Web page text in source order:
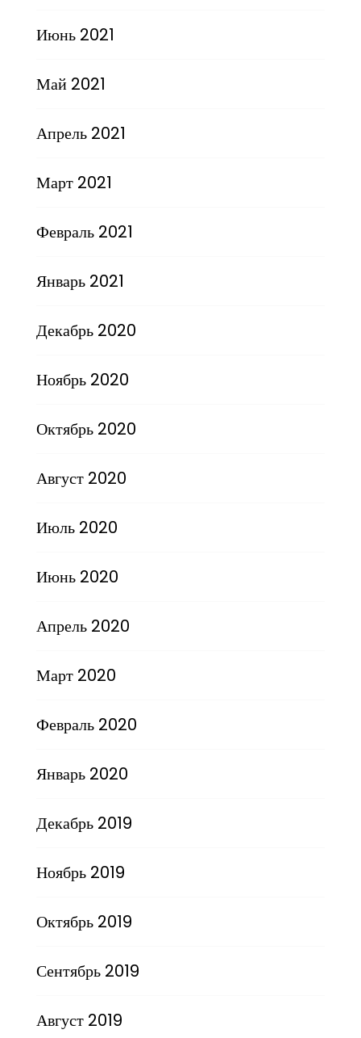
Июнь 2021
Май 2021
Апрель 2021
Март 2021
Февраль 2021
Январь 2021
Декабрь 2020
Ноябрь 2020
Октябрь 2020
Август 2020
Июль 2020
Июнь 2020
Апрель 2020
Март 2020
Февраль 2020
Январь 2020
Декабрь 2019
Ноябрь 2019
Октябрь 2019
Сентябрь 2019
Август 2019